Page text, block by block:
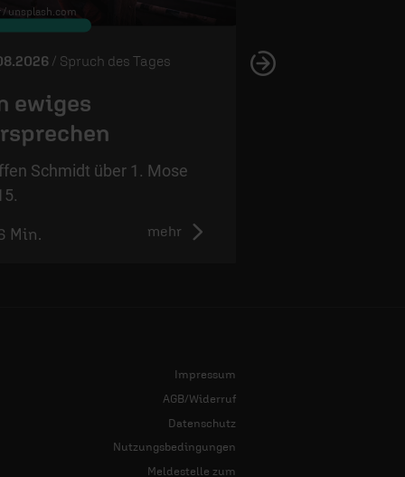
/ unsplash.com
/ Spruch des Tages
ewiges
Schmidt über 1. Mose
mehr
Min.
05.08.2026
Impressum
AGB/Widerruf
Datenschutz
Nutzungsbedingungen
Meldestelle zum